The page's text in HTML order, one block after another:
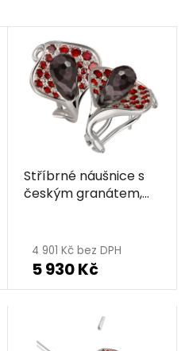
Stříbrné náušnice s
českým granátem,
4 901 Kč bez DPH
5 930 Kč